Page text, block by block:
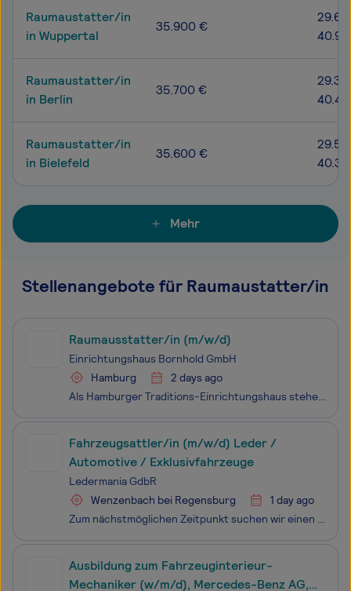
Raumaustatter/in
in Wuppertal
35.900 €
Raumaustatter/in
in Berlin
35.700 €
Raumaustatter/in
in Bielefeld
35.600 €
Mehr
Stellenangebote für Raumaustatter/in
Raumausstatter/in (m/w/d)
Einrichtungshaus Bornhold GmbH
Hamburg
2 days ago
Als Hamburger Traditions-Einrichtungshaus stehen wir seit über hundert Jahren für gehobenes Interior-Design und zählen zu den bekanntesten, Inhabergeführten Unternehmen im Premiumbereich in Hamburg.Bornhold steht für einen Einrichtungsstil, der nationales und internationales Design mit hochwertigste
Fahrzeugsattler/in (m/w/d) Leder /
Automotive / Exklusivfahrzeuge
Ledermania GdbR
Wenzenbach bei Regensburg
1 day ago
Zum nächstmöglichen Zeitpunkt suchen wir einen Fahrzeugsattler (m/w/d) im Bereich Leder und Automotive, der Wert auf Qualität legt und sein Handwerk beherrscht.Ledermania GbR ist ein spezialisiertes Handwerksunternehmen für hochwertige Lederverarbeitung und individuelle Innenausstattungen. Wir arbei
Ausbildung zum Fahrzeuginterieur-
Mechaniker (w/m/d), Mercedes-Benz AG,